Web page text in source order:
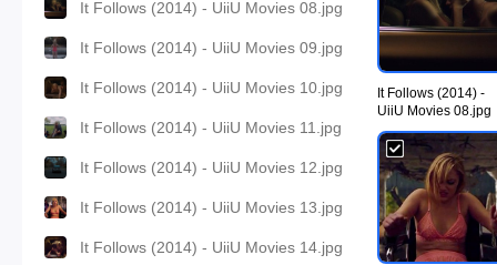
It Follows (2014) - UiiU Movies 08.jpg
It Follows (2014) - UiiU Movies 09.jpg
It Follows (2014) - UiiU Movies 10.jpg
It Follows (2014) - UiiU Movies 11.jpg
It Follows (2014) - UiiU Movies 12.jpg
It Follows (2014) - UiiU Movies 13.jpg
It Follows (2014) - UiiU Movies 14.jpg
It Follows (2014) -
UiiU Movies 08.jpg